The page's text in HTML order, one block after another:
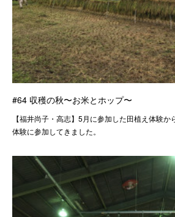
#64 収穫の秋〜お米とホップ〜
【福井尚子・高志】5月に参加した田植え体験か
体験に参加してきました。